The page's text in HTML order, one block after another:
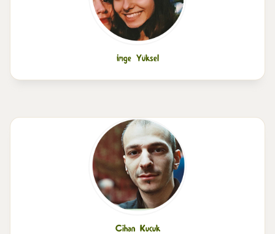
İmge Yüksel
Cihan Kucuk